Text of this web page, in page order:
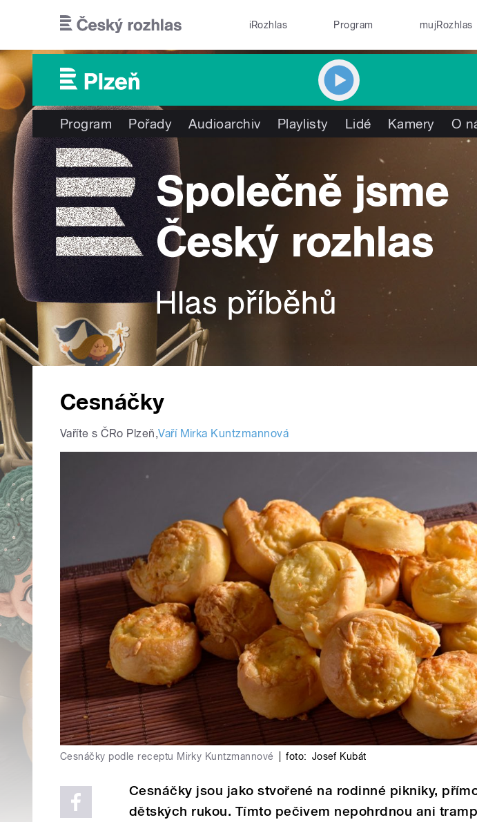
iRozhlas Program mujRozhlas
Program Pořady Audioarchiv Playlisty Lidé Kamery O
Cesnáčky
Vaříte s ČRo Plzeň,Vaří Mirka Kuntzmannová
Cesnáčky podle receptu Mirky Kuntzmannové foto: Josef Kubát
Cesnáčky jsou jako stvořené na rodinné pikniky,
dětských rukou. Tímto pečivem nepohrdnou ani